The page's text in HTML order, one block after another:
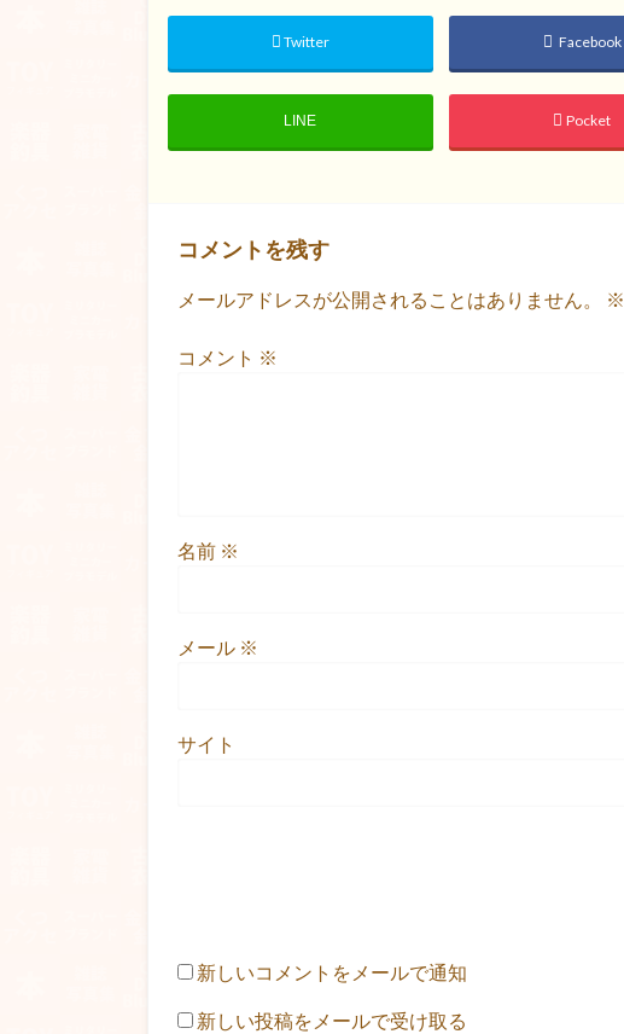
Twitter Facebook
LINE Pocket
コメントを残す
メールアドレスが公開されることはありません。 ※
コメント ※
名前 ※
メール ※
サイト
新しいコメントをメールで通知
新しい投稿をメールで受け取る